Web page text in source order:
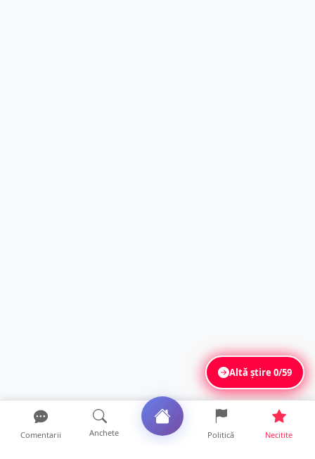
Altă știre0/59
Comentarii Anchete Politică Necitite